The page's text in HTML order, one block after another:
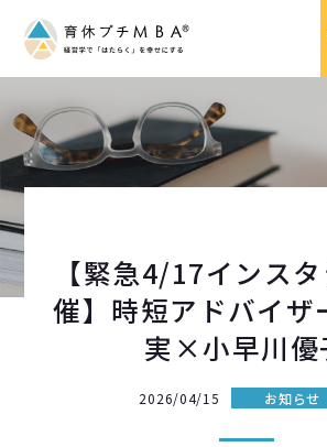
【緊急4/17インス
催】時短アドバイザ
実×小早川優
2026/04/15 お知らせ